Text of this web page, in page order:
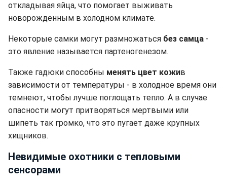
откладывая яйца, что помогает выживать
новорожденным в холодном климате.
Некоторые самки могут размножаться без самца -
это явление называется партеногенезом.
Также гадюки способны менять цвет кожив
зависимости от температуры - в холодное время они
темнеют, чтобы лучше поглощать тепло. А в случае
опасности могут притворяться мертвыми или
шипеть так громко, что это пугает даже крупных
хищников.
Невидимые охотники с тепловыми
сенсорами